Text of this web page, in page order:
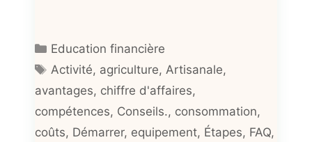
Catégories
Education financière
Étiquettes
Activité, agriculture,Artisanale,
avantages, chiffre d'affaires,
compétences, Conseils., consommation,
coûts, Démarrer, equipement, Étapes, FAQ,